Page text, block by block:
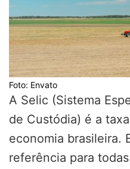
Foto: Envato
A Selic (Sistema
de Custódia) é a
economia brasileira.
referência para